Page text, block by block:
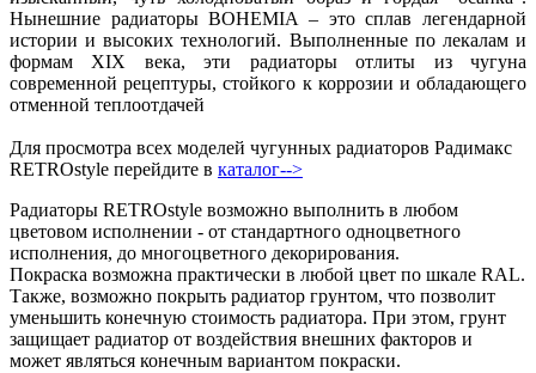
Нынешние радиаторы BOHEMIA – это сплав легендарной
истории и высоких технологий. Выполненные по лекалам и
формам XIX века, эти радиаторы отлиты из чугуна
современной рецептуры, стойкого к коррозии и обладающего
отменной теплоотдачей
Для просмотра всех моделей чугунных радиаторов Радимакс
RETROstyle перейдите в каталог-->
Радиаторы RETROstyle возможно выполнить в любом
цветовом исполнении - от стандартного одноцветного
исполнения, до многоцветного декорирования.
Покраска возможна практически в любой цвет по шкале RAL.
Также, возможно покрыть радиатор грунтом, что позволит
уменьшить конечную стоимость радиатора. При этом, грунт
защищает радиатор от воздействия внешних факторов и
может являться конечным вариантом покраски.